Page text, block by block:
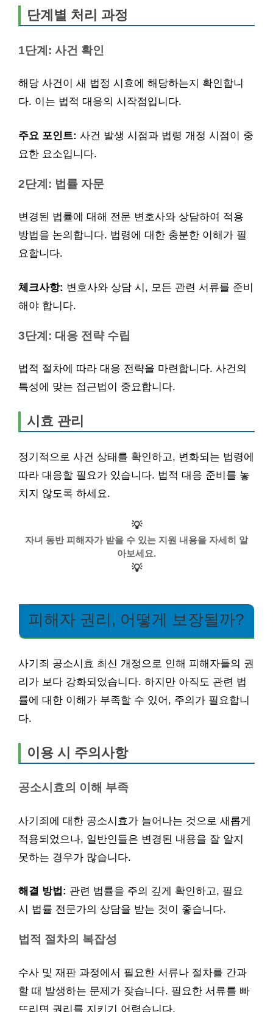
단계별 처리 과정
1단계: 사건 확인
해당 사건이 새 법정 시효에 해당하는지 확인합니
다. 이는 법적 대응의 시작점입니다.
주요 포인트: 사건 발생 시점과 법령 개정 시점이 중
요한 요소입니다.
2단계: 법률 자문
변경된 법률에 대해 전문 변호사와 상담하여 적용
방법을 논의합니다. 법령에 대한 충분한 이해가 필
요합니다.
체크사항: 변호사와 상담 시, 모든 관련 서류를 준비
해야 합니다.
3단계: 대응 전략 수립
법적 절차에 따라 대응 전략을 마련합니다. 사건의
특성에 맞는 접근법이 중요합니다.
시효 관리
정기적으로 사건 상태를 확인하고, 변화되는 법령에
따라 대응할 필요가 있습니다. 법적 대응 준비를 놓
치지 않도록 하세요.
💡
자녀 동반 피해자가 받을 수 있는 지원 내용을 자세히 알
아보세요.
💡
피해자 권리, 어떻게 보장될까?
사기죄 공소시효 최신 개정으로 인해 피해자들의 권
리가 보다 강화되었습니다. 하지만 아직도 관련 법
률에 대한 이해가 부족할 수 있어, 주의가 필요합니
다.
이용 시 주의사항
공소시효의 이해 부족
사기죄에 대한 공소시효가 늘어나는 것으로 새롭게
적용되었으나, 일반인들은 변경된 내용을 잘 알지
못하는 경우가 많습니다.
해결 방법: 관련 법률을 주의 깊게 확인하고, 필요
시 법률 전문가의 상담을 받는 것이 좋습니다.
법적 절차의 복잡성
수사 및 재판 과정에서 필요한 서류나 절차를 간과
할 때 발생하는 문제가 잦습니다. 필요한 서류를 빠
뜨리면 권리를 지키기 어렵습니다.